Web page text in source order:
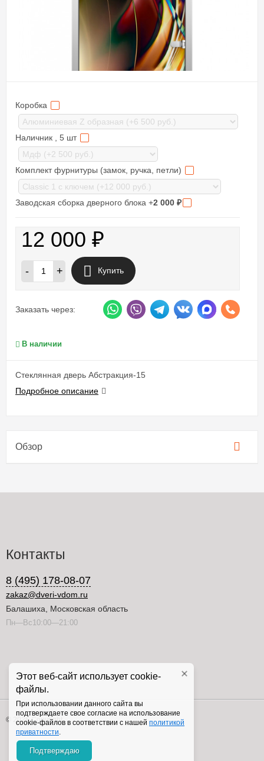
Коробка
Наличник , 5 шт
Комплект фурнитуры (замок, ручка, петли)
Заводская сборка дверного блока +2 000 ₽
12 000 ₽
- + Купить
Заказать через:
В наличии
Стеклянная дверь Абстракция-15
Подробное описание
Обзор
Контакты
8 (495) 178-08-07
zakaz@dveri-vdom.ru
Балашиха, Московская область
Пн—Вс10:00—21:00
Этот веб-сайт использует cookie-
файлы.
При использовании данного сайта вы
подтверждаете свое согласие на использование
cookie-файлов в соответствии с нашей политикой
приватности.
Подтверждаю
© 2026 Copyright